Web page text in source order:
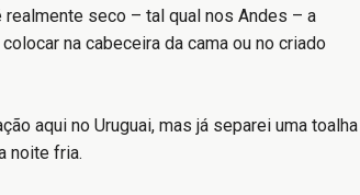
seco – tal qual nos Andes – a
na cabeceira da cama ou no criado
aqui no Uruguai, mas já separei uma toalha
noite fria.